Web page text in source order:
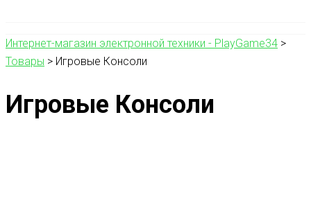
Интернет-магазин электронной техники - PlayGame34 >
Товары > Игровые Консоли
Игровые Консоли